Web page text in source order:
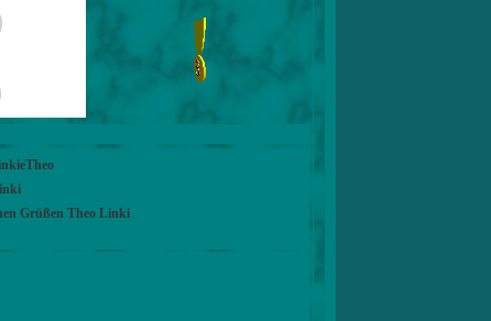
Grüßen Theo Linki